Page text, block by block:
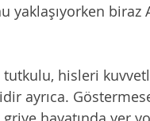
yaklaşıyorken
hisleri
ayrıca.